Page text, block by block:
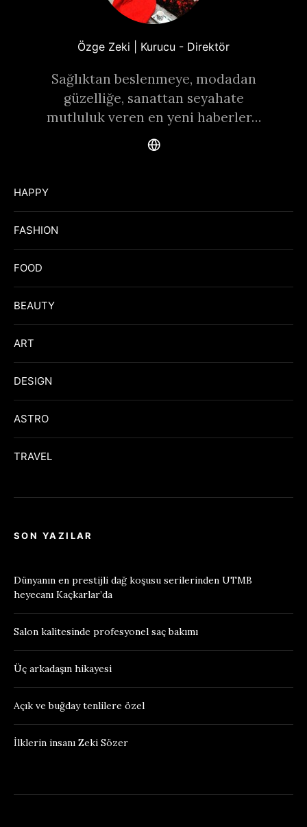
Özge Zeki | Kurucu - Direktör
Sağlıktan beslenmeye, modadan
güzelliğe, sanattan seyahate
mutluluk veren en yeni haberler…
HAPPY
FASHION
FOOD
BEAUTY
ART
DESIGN
ASTRO
TRAVEL
SON YAZILAR
Dünyanın en prestijli dağ koşusu serilerinden UTMB
heyecanı Kaçkarlar’da
Salon kalitesinde profesyonel saç bakımı
Üç arkadaşın hikayesi
Açık ve buğday tenlilere özel
İlklerin insanı Zeki Sözer